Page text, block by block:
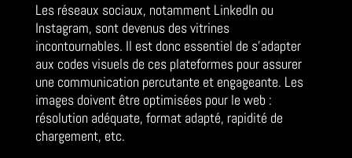
Les réseaux sociaux, notamment LinkedIn ou
Instagram, sont devenus des vitrines
incontournables. Il est donc essentiel de s’adapter
aux codes visuels de ces plateformes pour assurer
une communication percutante et engageante. Les
images doivent être optimisées pour le web :
résolution adéquate, format adapté, rapidité de
chargement, etc.